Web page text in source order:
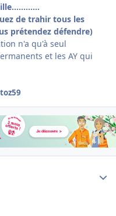
de trahir tous les
prétendez défendre)
n'a qu'à seul
et les AY qui